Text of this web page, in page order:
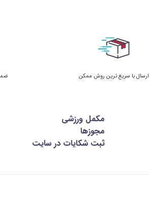
ارسال با سریع ترین روش ممکن
مکمل ورزشی
مجوزها
ثبت شکایات در سایت